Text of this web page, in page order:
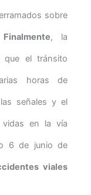
sobre
Finalmente, la
que el tránsito
horas de
señales y el
vidas en la vía
6 de junio de
viales